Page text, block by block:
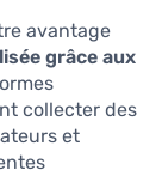
avantage
grâce aux
collecter des
et